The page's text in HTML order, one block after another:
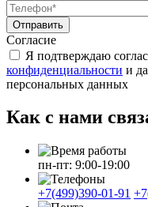
Отправить
Согласие
Я подтверждаю
конфиденциальности и
персональных данных
Как с нами
пн-пт: 9:00-19:00
+7(499)390-01-91